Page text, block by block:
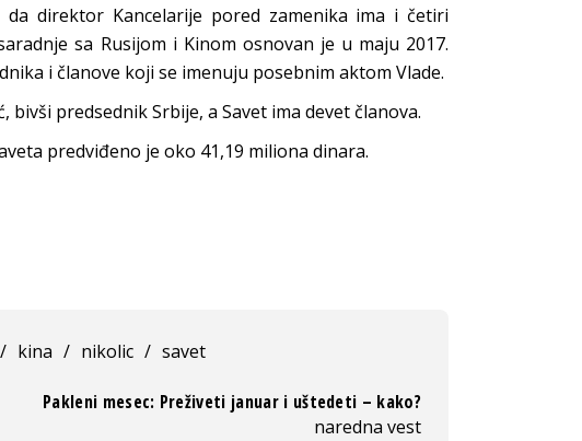
direktor Kancelarije pored zamenika ima i četiri
sa Rusijom i Kinom osnovan je u maju 2017.
i članove koji se imenuju posebnim aktom Vlade.
predsednik Srbije, a Savet ima devet članova.
predviđeno je oko 41,19 miliona dinara.
/ kina / nikolic / savet
Pakleni mesec: Preživeti januar i uštedeti – kako?
naredna vest